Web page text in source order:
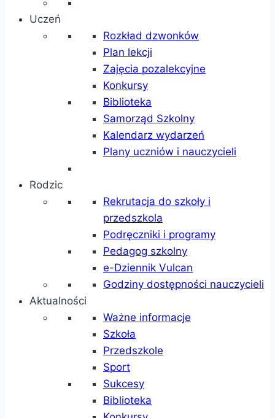
Uczeń
Rozkład dzwonków
Plan lekcji
Zajęcia pozalekcyjne
Konkursy
Biblioteka
Samorząd Szkolny
Kalendarz wydarzeń
Plany uczniów i nauczycieli
Rodzic
Rekrutacja do szkoły i
przedszkola
Podręczniki i programy
Pedagog szkolny
e-Dziennik Vulcan
Godziny dostępności nauczycieli
Aktualności
Ważne informacje
Szkoła
Przedszkole
Sport
Sukcesy
Biblioteka